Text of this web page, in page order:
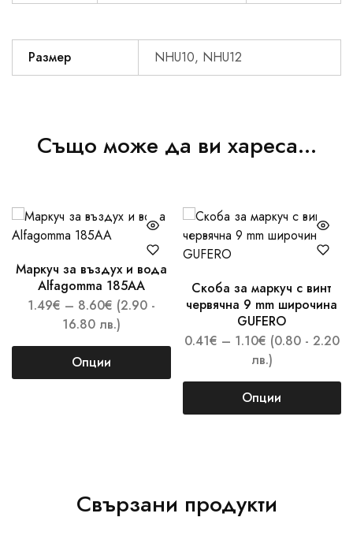
Размер NHU10, NHU12
Също може да ви хареса…
Маркуч за въздух и вода
Alfagomma 185AA
1.49€ – 8.60€ (2.90 -
16.80 лв.)
Опции
Скоба за маркуч с винт
червячна 9 mm широчина
GUFERO
0.41€ – 1.10€ (0.80 - 2.20
лв.)
Опции
Свързани продукти